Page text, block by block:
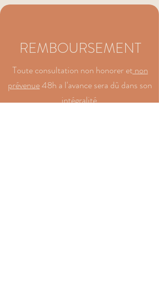
REMBOURSEMENT
Toute consultation non honorer etnon
prévenue48h a l'avance sera dû dans son
intégralité.